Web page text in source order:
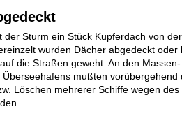
der Sturm ein Stück Kupferdach von
wurden Dächer abgedeckt oder
die Straßen geweht. An den
Überseehafens mußten vorübergehend
Löschen mehrerer Schiffe wegen
...